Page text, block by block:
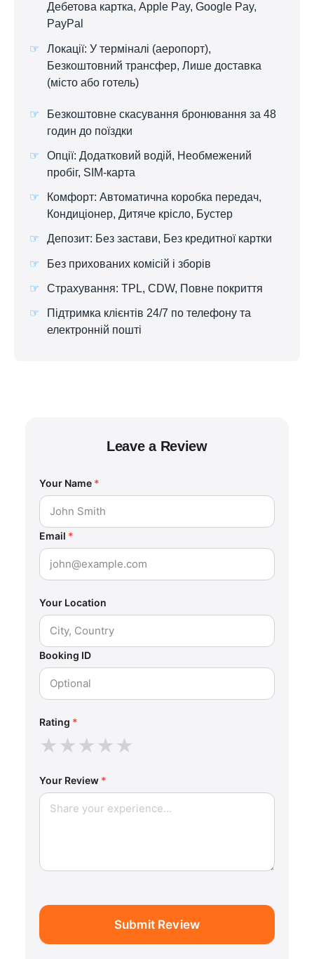
Дебетова картка, Apple Pay, Google Pay,
PayPal
Локації: У терміналі (аеропорт),
Безкоштовний трансфер, Лише доставка
(місто або готель)
Безкоштовне скасування бронювання за 48
годин до поїздки
Опції: Додатковий водій, Необмежений
пробіг, SIM-карта
Комфорт: Автоматична коробка передач,
Кондиціонер, Дитяче крісло, Бустер
Депозит: Без застави, Без кредитної картки
Без прихованих комісій і зборів
Страхування: TPL, CDW, Повне покриття
Підтримка клієнтів 24/7 по телефону та
електронній пошті
Leave a Review
Your Name *
Email *
Your Location
Booking ID
Rating *
★★★★★
Your Review *
Submit Review